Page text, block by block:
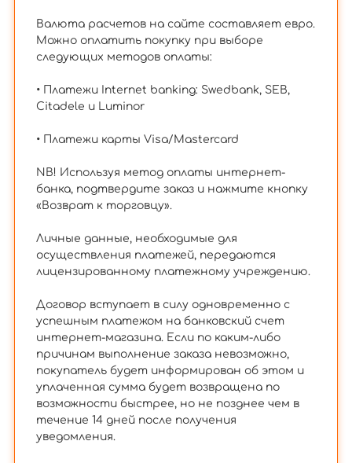
Валюта расчетов на сайте составляет евро.
Можно оплатить покупку при выборе
следующих методов оплаты:
• Платежи Internet banking: Swedbank, SEB,
Citadele и Luminor
• Платежи карты Visa/Mastercard
NB! Используя метод оплаты интернет-
банка, подтвердите заказ и нажмите кнопку
«Возврат к торговцу».
Личные данные, необходимые для
осуществления платежей, передаются
лицензированному платежному учреждению.
Договор вступает в силу одновременно с
успешным платежом на банковский счет
интернет-магазина. Если по каким-либо
причинам выполнение заказа невозможно,
покупатель будет информирован об этом и
уплаченная сумма будет возвращена по
возможности быстрее, но не позднее чем в
течение 14 дней после получения
уведомления.